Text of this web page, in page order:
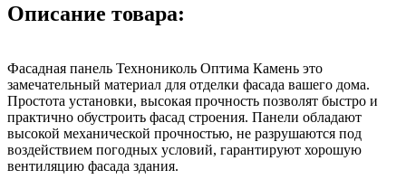
Описание товара:
Фасадная панель Технониколь Оптима Камень это
замечательный материал для отделки фасада вашего дома.
Простота установки, высокая прочность позволят быстро и
практично обустроить фасад строения. Панели обладают
высокой механической прочностью, не разрушаются под
воздействием погодных условий, гарантируют хорошую
вентиляцию фасада здания.